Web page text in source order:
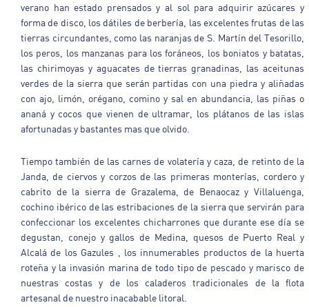
verano han estado prensados y al sol para adquirir azúcares y
forma de disco, los dátiles de berbería, las excelentes frutas de las
tierras circundantes, como las naranjas de S. Martín del Tesorillo,
los peros, los manzanas para los foráneos, los boniatos y batatas,
las chirimoyas y aguacates de tierras granadinas, las aceitunas
verdes de la sierra que serán partidas con una piedra y aliñadas
con ajo, limón, orégano, comino y sal en abundancia, las piñas o
ananá y cocos que vienen de ultramar, los plátanos de las islas
afortunadas y bastantes mas que olvido.
Tiempo también de las carnes de volatería y caza, de retinto de la
Janda, de ciervos y corzos de las primeras monterías, cordero y
cabrito de la sierra de Grazalema, de Benaocaz y Villaluenga,
cochino ibérico de las estribaciones de la sierra que servirán para
confeccionar los excelentes chicharrones que durante ese día se
degustan, conejo y gallos de Medina, quesos de Puerto Real y
Alcalá de los Gazules , los innumerables productos de la huerta
roteña y la invasión marina de todo tipo de pescado y marisco de
nuestras costas y de los caladeros tradicionales de la flota
artesanal de nuestro inacabable litoral.